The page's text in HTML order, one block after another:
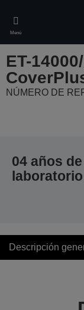
main
content
Menú
ET-
NÚMERO DE
04 años
laboratorio
Descripción